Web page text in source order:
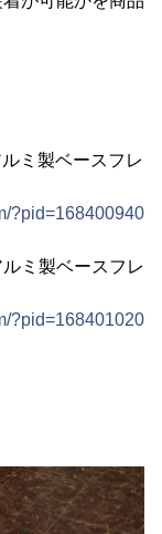
ミ製ベースフレ
?pid=168400940
ミ製ベースフレ
?pid=168401020